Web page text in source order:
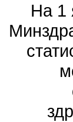
На 1